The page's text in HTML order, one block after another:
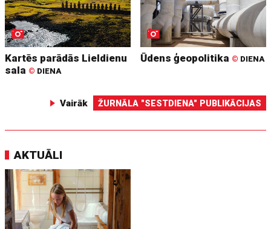
Kartēs parādās Lieldienu
sala © DIENA
Ūdens ģeopolitika © DIENA
Vairāk ŽURNĀLA "SESTDIENA" PUBLIKĀCIJAS
AKTUĀLI